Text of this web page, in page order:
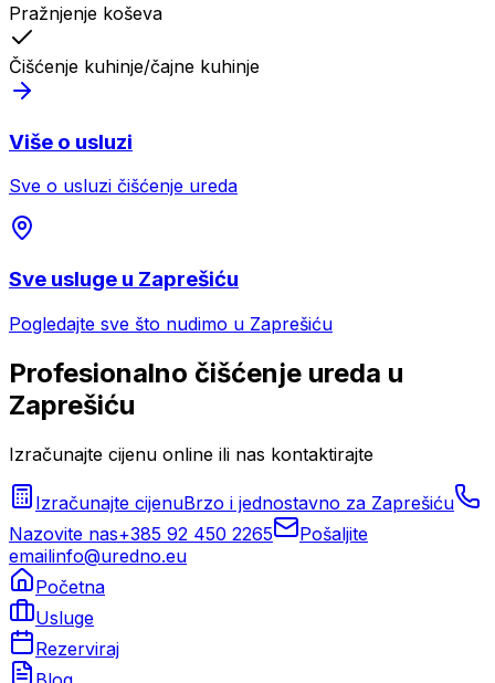
Pražnjenje koševa
Čišćenje kuhinje/čajne kuhinje
Više o usluzi
Sve o usluzi čišćenje ureda
Sve usluge u Zaprešiću
Pogledajte sve što nudimo u Zaprešiću
Profesionalno čišćenje ureda u
Zaprešiću
Izračunajte cijenu online ili nas kontaktirajte
Izračunajte cijenuBrzo i jednostavno za Zaprešiću
Nazovite nas+385 92 450 2265
Pošaljite
emailinfo@uredno.eu
Početna
Usluge
Rezerviraj